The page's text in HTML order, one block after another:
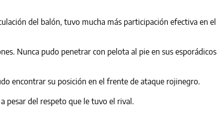
del balón, tuvo mucha más participación efectiva en el
Nunca pudo penetrar con pelota al pie en sus esporádicos
encontrar su posición en el frente de ataque rojinegro.
pesar del respeto que le tuvo el rival.